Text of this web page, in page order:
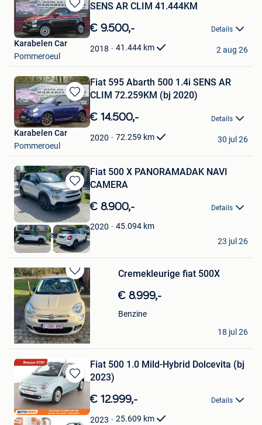
Bewaren
in
Mijn
Favorieten
SENS AR CLIM 41.444KM
€ 9.500,- Details
2018 41.444 km
Karabelen Car
Pommeroeul
2 aug 26
Bewaren
in
Mijn
Favorieten
Fiat 595 Abarth 500 1.4i SENS AR
CLIM 72.259KM (bj 2020)
€ 14.500,- Details
2020 72.259 km
Karabelen Car
Pommeroeul
30 jul 26
Bewaren
in
Mijn
Favorieten
Fiat 500 X PANORAMADAK NAVI
CAMERA
€ 8.900,- Details
2020 45.094 km
Van Sabben Auto's
Bergen op Zoom
23 jul 26
Bewaren
in
Mijn
Favorieten
Cremekleurige fiat 500X
€ 8.999,-
Benzine
Maïté Peeters
Nijlen
18 jul 26
Bewaren
in
Mijn
Favorieten
Fiat 500 1.0 Mild-Hybrid Dolcevita (bj
2023)
€ 12.999,- Details
2023 25.609 km